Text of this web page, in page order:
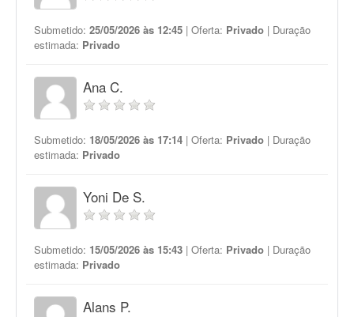
Submetido: 25/05/2026 às 12:45 | Oferta: Privado | Duração
estimada: Privado
Ana C.
Submetido: 18/05/2026 às 17:14 | Oferta: Privado | Duração
estimada: Privado
Yoni De S.
Submetido: 15/05/2026 às 15:43 | Oferta: Privado | Duração
estimada: Privado
Alans P.